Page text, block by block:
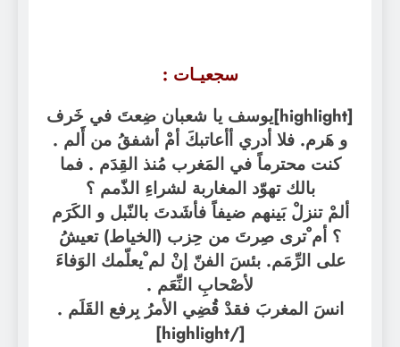
سجعيـات :
[highlight]يوسف يا شعبان ضِعتَ في خَرف
و هَرم. فلا أدري أأعاتبكَ أمْ أشفقُ من أَلم .
كنت محترماً في المَغرب مُنذ القِدَم . فما
بالك تهوّد المغاربة لشراءِ الذّمم ؟
ألمْ تنزلْ بَينهم ضيفاً فأشَدتَ بالنّبل و الكَرَم
؟ أم ْترى صِرتَ من حِزب (الخياط) تعيشُ
على الرِّمَم. بئسَ الفنّ إنْ لم ْيعلّمك الوَفاءَ
لأصْحابِ النِّعَم .
انسَ المغربَ فقدْ قُضِي الأمرُ بِرفع القَلَم .
[/highlight]